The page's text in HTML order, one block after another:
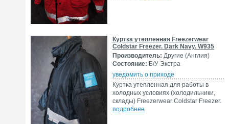
Куртка утепленная Freezerwear
Coldstar Freezer. Dark Navy. W935
Производитель: Другие (Англия)
Состояние: Б/У Экстра
уведомить о приходе
Куртка утепленная для работы в
холодных условиях (холодильники,
склады) Freezerwear Coldstar Freezer.
подробнее